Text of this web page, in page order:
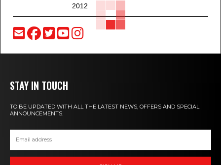
2012
STAY IN TOUCH
TO BE UPDATED WITH ALL THE LATEST NEWS, OFFERS AND SPECIAL
ANNOUNCEMENTS.